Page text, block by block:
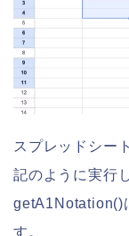
スプレッドシー
記のように実行
getA1Notation()
す。